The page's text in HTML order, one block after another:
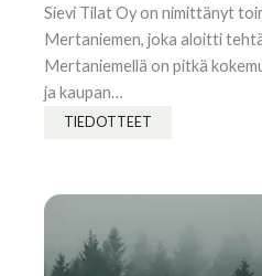
Sievi Tilat Oy on nimittänyt
Mertaniemen, joka aloitti
Mertaniemellä on pitkä
ja kaupan…
TIEDOTTEET